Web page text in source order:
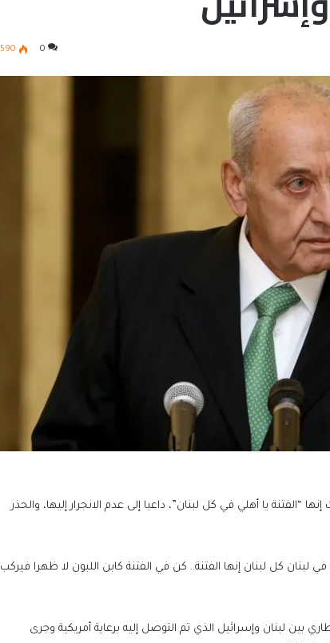
0
590
“الفتنة يا أهلي في كل لبنان”، داعيا إلى عدم الانجرار إليها، والحذر
لبنان كل لبنان إنها الفتنة.. كن في الفتنة كابن اللبون لا ظهرا فيركب
بين لبنان وإسرائيل الذي تم التوصل إليه برعاية أمريكية وجرى